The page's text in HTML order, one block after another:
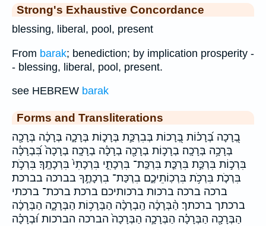
Strong's Exhaustive Concordance
blessing, liberal, pool, present
From barak; benediction; by implication prosperity -
- blessing, liberal, pool, present.
see HEBREW barak
Forms and Transliterations
בְ֭רָכָה בְּ֝רָכ֗וֹת בְּ֭רָכוֹת בְּבִרְכַּ֣ת בְּרָכ֑וֹת בְּרָכָ֑ה בְּרָכָ֔ה בְּרָכָ֖ה
בְּרָכָ֥ה בְּרָכָֽה׃ בְרָכ֣וֹת בְרָכָ֖ה בְרָכָ֗ה בְרָכָֽה׃ בְרָכָה֙ בִּ֝בְרָכָ֗ה
בִּרְכ֣וֹת בִּרְכַּ֣ת בִּרְכַּ֤ת בִּרְכַּֽת־ בִּרְכָתִ֑י בִּרְכָתִי֙ בִּרְכָתֶֽךָ׃ בִּרְכֹ֣ת
בִּרְכֹ֤ת בִּרְכֹ֥ת בִּרְכֽוֹתֵיכֶ֑ם בִרְכַּת־ בִרְכָתֶ֣ךָ בברכה בברכת
ברכה ברכה׃ ברכות ברכותיכם ברכת ברכת־ ברכתי
ברכתך ברכתך׃ הַ֨בְּרָכָ֔ה הַֽבְרָכָ֨ה הַבְּרָכ֥וֹת הַבְּרָכָ֑ה הַבְּרָכָ֔ה
הַבְּרָכָ֖ה הַבְּרָכָ֗ה הַבְּרָכָ֣ה הַבְּרָכָה֙ הברכה הברכות וּ֝בְרָכָ֗ה